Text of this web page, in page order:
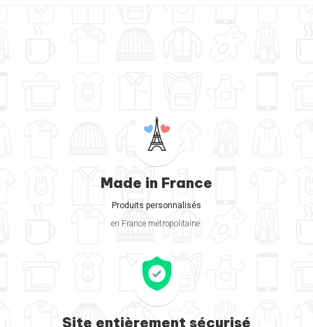
Made in France
Produits personnalisés
en France métropolitaine.
Site entièrement sécurisé